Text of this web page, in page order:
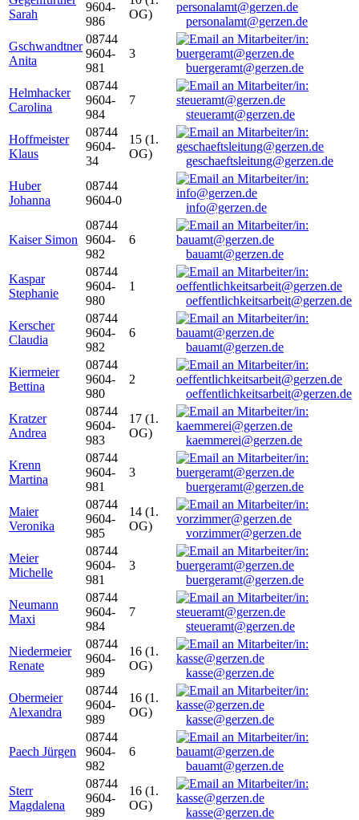
Sarah
9604-
986
OG)
personalamt@gerzen.de
Gschwandtner
Anita
08744
9604-
981
3
buergeramt@gerzen.de
Helmhacker
Carolina
08744
9604-
984
7
steueramt@gerzen.de
Hoffmeister
Klaus
08744
9604-
34
15 (1.
OG)
geschaeftsleitung@gerzen.de
Huber
Johanna
08744
9604-0
info@gerzen.de
Kaiser Simon
08744
9604-
982
6
bauamt@gerzen.de
Kaspar
Stephanie
08744
9604-
980
1
oeffentlichkeitsarbeit@gerzen.de
Kerscher
Claudia
08744
9604-
982
6
bauamt@gerzen.de
Kiermeier
Bettina
08744
9604-
980
2
oeffentlichkeitsarbeit@gerzen.de
Kratzer
Andrea
08744
9604-
983
17 (1.
OG)
kaemmerei@gerzen.de
Krenn
Martina
08744
9604-
981
3
buergeramt@gerzen.de
Maier
Veronika
08744
9604-
985
14 (1.
OG)
vorzimmer@gerzen.de
Meier
Michelle
08744
9604-
981
3
buergeramt@gerzen.de
Neumann
Maxi
08744
9604-
984
7
steueramt@gerzen.de
Niedermeier
Renate
08744
9604-
989
16 (1.
OG)
kasse@gerzen.de
Obermeier
Alexandra
08744
9604-
989
16 (1.
OG)
kasse@gerzen.de
Paech Jürgen
08744
9604-
982
6
bauamt@gerzen.de
Sterr
Magdalena
08744
9604-
989
16 (1.
OG)
kasse@gerzen.de